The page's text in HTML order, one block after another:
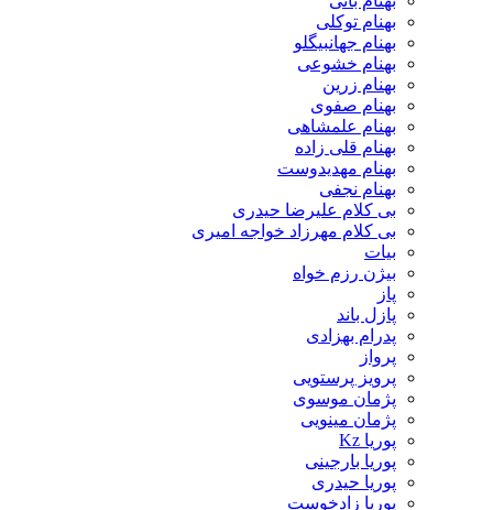
بهنام توکلی
بهنام جهانبیگلو
بهنام خشوعی
بهنام زرین
بهنام صفوی
بهنام علمشاهی
بهنام قلی زاده
بهنام مهدیدوست
بهنام نجفی
بی کلام علیرضا حیدری
بی کلام مهرزاد خواجه امیری
بیات
بیژن رزم خواه
پاز
پازل باند
پدرام بهزادی
پرواز
پرویز پرستویی
پژمان موسوی
پژمان مینویی
پوریا Kz
پوریا بارجینی
پوریا حیدری
پوریا زادخوست